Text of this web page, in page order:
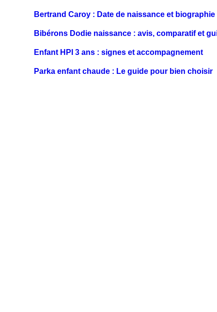
Bertrand Caroy : Date de naissance et biographie
Bibérons Dodie naissance : avis, comparatif et
Enfant HPI 3 ans : signes et accompagnement
Parka enfant chaude : Le guide pour bien choisir